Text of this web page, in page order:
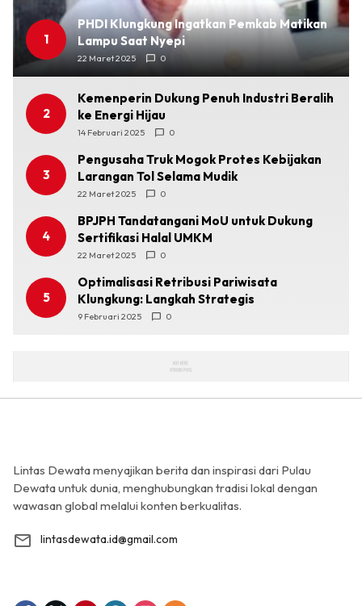
1
PHDI Klungkung Ingatkan Pemkab Matikan
Lampu Saat Nyepi
22 Maret 2025 0
2
Kemenperin Dukung Penuh Industri Beralih
ke Energi Hijau
14 Februari 2025 0
3
Pengusaha Truk Mogok Protes Kebijakan
Larangan Tol Selama Mudik
22 Maret 2025 0
4
BPJPH Tandatangani MoU untuk Dukung
Sertifikasi Halal UMKM
22 Maret 2025 0
5
Optimalisasi Retribusi Pariwisata
Klungkung: Langkah Strategis
9 Februari 2025 0
Lintas Dewata menyajikan berita dan inspirasi dari Pulau
Dewata untuk dunia, menghubungkan tradisi lokal dengan
wawasan global melalui konten berkualitas.
lintasdewata.id@gmail.com